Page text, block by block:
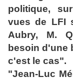
politique,
vues de LFI
Aubry, M.
besoin d'une
c'est le cas".
"Jean-Luc